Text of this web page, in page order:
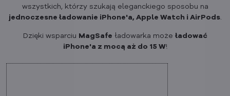
wszystkich, którzy szukają eleganckiego sposobu na
jednoczesne ładowanie iPhone'a, Apple Watch i AirPods.
Dzięki wsparciu MagSafe ładowarka może ładować
iPhone'a z mocą aż do 15 W!